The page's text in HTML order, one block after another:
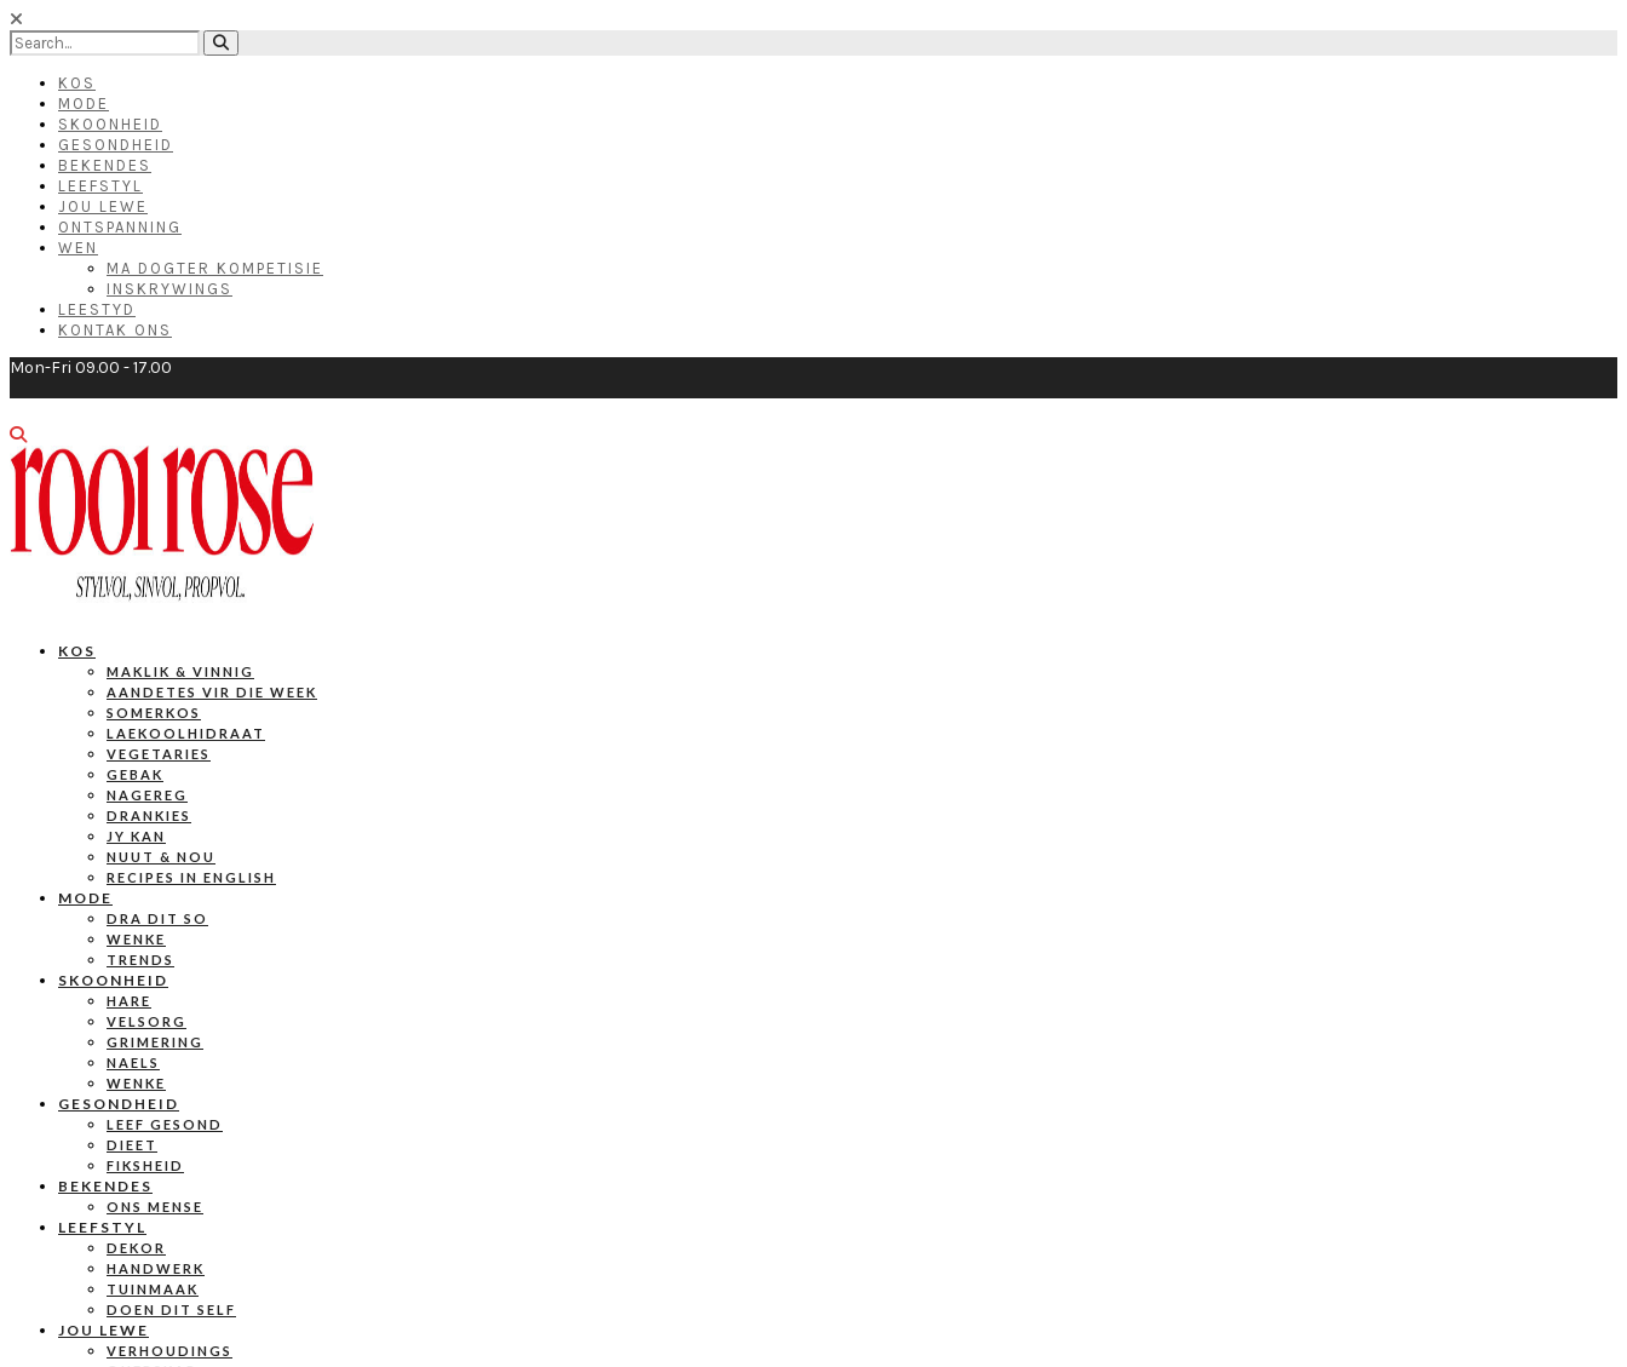
KOS
MODE
SKOONHEID
GESONDHEID
BEKENDES
LEEFSTYL
JOU LEWE
ONTSPANNING
WEN
MA DOGTER KOMPETISIE
INSKRYWINGS
LEESTYD
KONTAK ONS
Mon-Fri 09.00 - 17.00
KOS
MAKLIK & VINNIG
AANDETES VIR DIE WEEK
SOMERKOS
LAEKOOLHIDRAAT
VEGETARIES
GEBAK
NAGEREG
DRANKIES
JY KAN
NUUT & NOU
RECIPES IN ENGLISH
MODE
DRA DIT SO
WENKE
TRENDS
SKOONHEID
HARE
VELSORG
GRIMERING
NAELS
WENKE
GESONDHEID
LEEF GESOND
DIEET
FIKSHEID
BEKENDES
ONS MENSE
LEEFSTYL
DEKOR
HANDWERK
TUINMAAK
DOEN DIT SELF
JOU LEWE
VERHOUDINGS